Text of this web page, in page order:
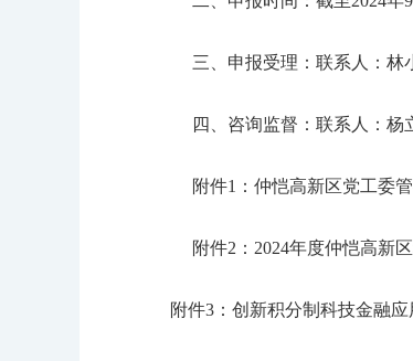
三、申报受理：联系人：林小
四、咨询监督：联系人：杨立
附件1：仲恺高新区党工委
附件2：2024年度仲恺高新
附件3：创新积分制科技金融